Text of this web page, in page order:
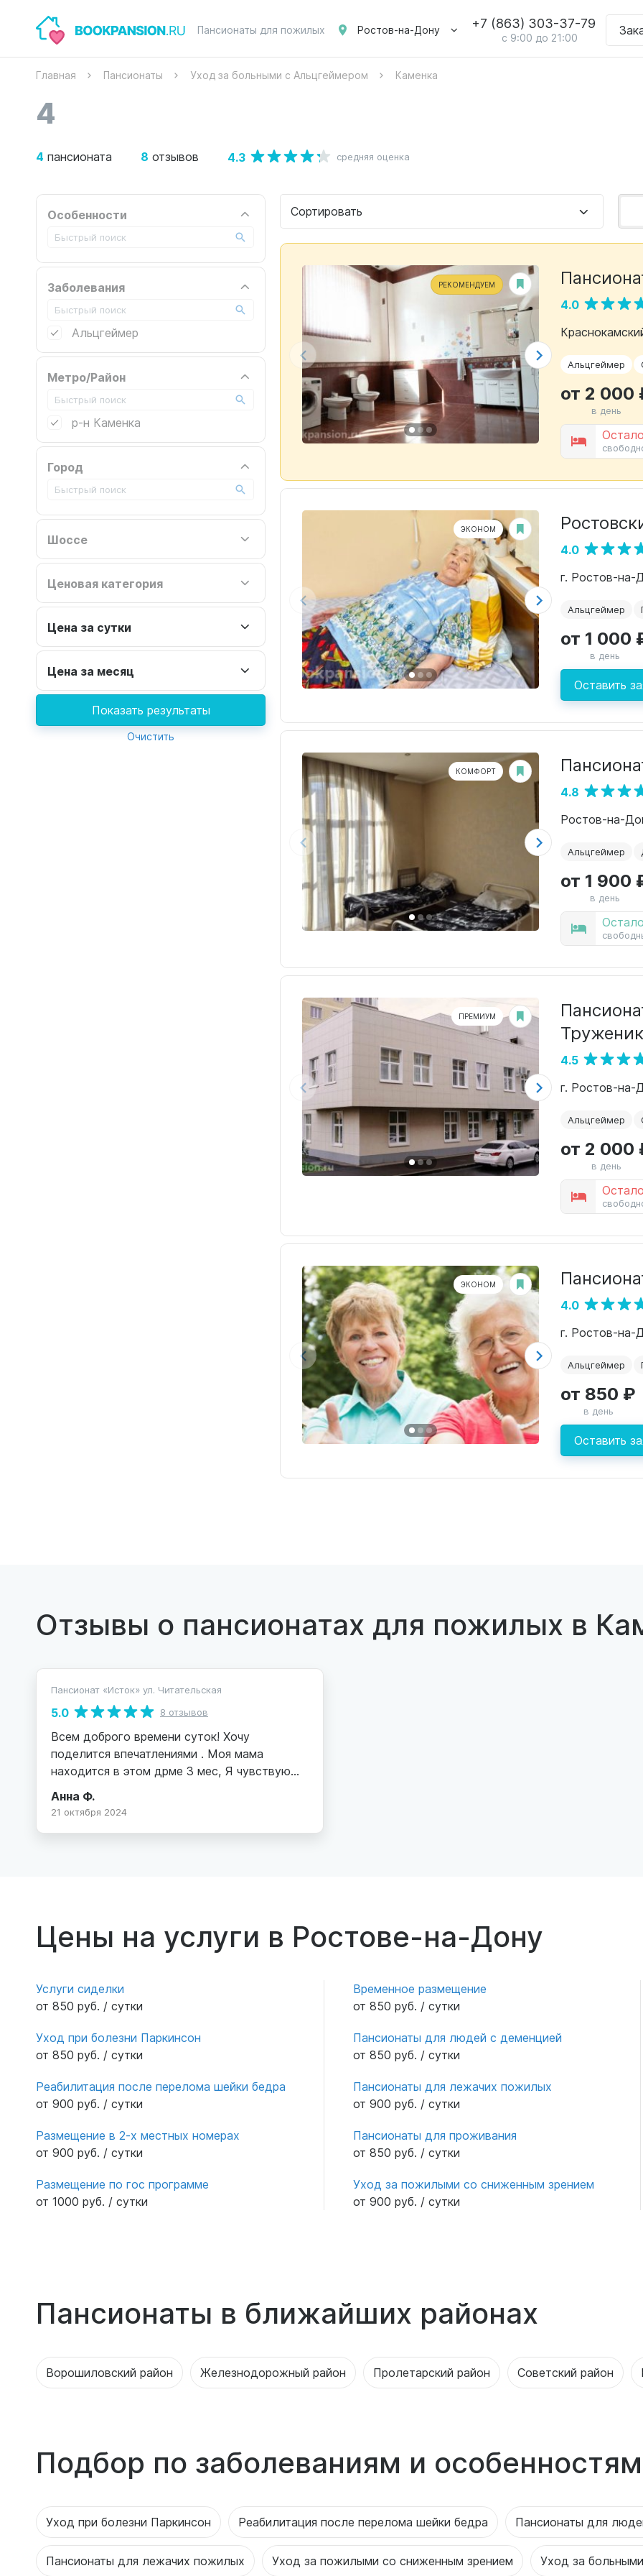
Пансионаты для пожилых Ростов-на-Дону +7 (863) 303-37-79
с 9:00 до 21:00
Главная Пансионаты Уход за больными с Альцгеймером Каменка
4
4 пансионата 8 отзывов 4.3 средняя оценка
Особенности
Заболевания
Альцгеймер
Метро/Район
р-н Каменка
Город
Шоссе
Ценовая категория
Цена за сутки
Цена за месяц
Показать результаты
Очистить
Сортировать
РЕКОМЕНДУЕМ
4.0
Альцгеймер
от 2 000
в день
ЭКОНОМ
4.0
г. Ростов-на-
Альцгеймер
Оставить
от 1 000
в день
КОМФОРТ
4.8
Ростов-на-
Альцгеймер
от 1 900
в день
ПРЕМИУМ
4.5
г. Ростов-на-
Альцгеймер
от 2 000
в день
ЭКОНОМ
4.0
г. Ростов-на-
Альцгеймер
Оставить
от 850 ₽
в день
Отзывы о пансионатах для пожилых в
Пансионат «Исток» ул. Читательская
5.0 8 отзывов
Всем доброго времени суток! Хочу
поделится впечатлениями . Моя мама
находится в этом дрме 3 мес, Я чувствую
чисто одета, помыта, накормлена.
Валентина. Татьяна , Елена и все сотрудницы
- огромная благодарность за ваш труд!
ваших пациентах!
Анна Ф.
21 октября 2024
Цены на услуги в Ростове-на-Дону
Услуги сиделки
от 850 руб. / сутки
Уход при болезни Паркинсон
от 850 руб. / сутки
Реабилитация после перелома шейки бедра
от 900 руб. / сутки
Размещение в 2-х местных номерах
от 900 руб. / сутки
Размещение по гос программе
от 1000 руб. / сутки
Временное размещение
от 850 руб. / сутки
Пансионаты для людей с деменцией
от 850 руб. / сутки
Пансионаты для лежачих пожилых
от 900 руб. / сутки
Пансионаты для проживания
от 850 руб. / сутки
Уход за пожилыми со сниженным зрением
от 900 руб. / сутки
Пансионаты в ближайших районах
Ворошиловский район Железнодорожный район Пролетарский район Советский район
Подбор по заболеваниям и особенностям
Уход при болезни Паркинсон Реабилитация после перелома шейки бедра Пансионаты для
Пансионаты для лежачих пожилых Уход за пожилыми со сниженным зрением Уход за